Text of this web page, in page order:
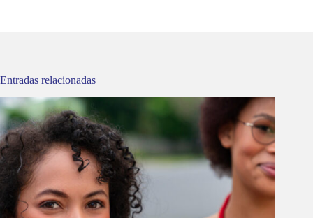
Entradas relacionadas